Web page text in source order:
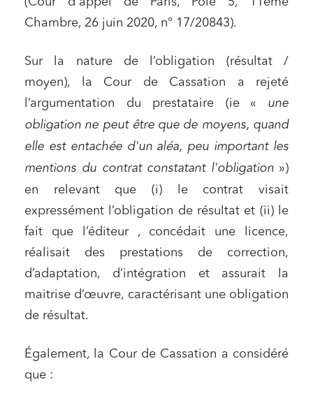
Chambre, 26 juin 2020, n° 17/20843).
Sur la nature de l’obligation (résultat /
moyen), la Cour de Cassation a rejeté
l’argumentation du prestataire (ie « une
obligation ne peut être que de moyens, quand
elle est entachée d'un aléa, peu important les
mentions du contrat constatant l'obligation »)
en relevant que (i) le contrat visait
expressément l’obligation de résultat et (ii) le
fait que l’éditeur , concédait une licence,
réalisait des prestations de correction,
d’adaptation, d’intégration et assurait la
maitrise d’œuvre, caractérisant une obligation
de résultat.
Également, la Cour de Cassation a considéré
que :